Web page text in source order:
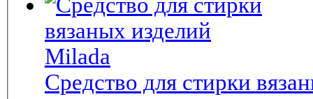
Средство для стирки